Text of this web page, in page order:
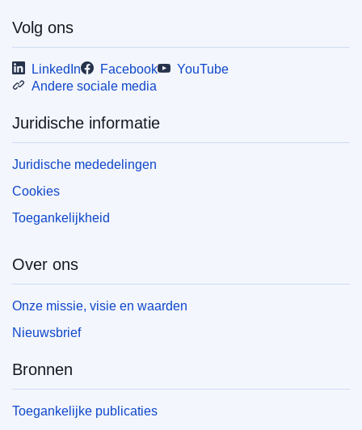
Volg ons
LinkedIn Facebook
YouTube
Andere sociale media
Juridische informatie
Juridische mededelingen
Cookies
Toegankelijkheid
Over ons
Onze missie, visie en waarden
Nieuwsbrief
Bronnen
Toegankelijke publicaties